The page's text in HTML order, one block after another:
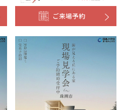
ご来場予約